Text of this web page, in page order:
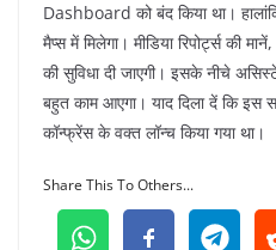
Dashboard को बंद किया था।
मैप्स में मिलेगा। मीडिया रिपोर्ट्स की
की सुविधा दी जाएगी। इसके नीचे
बहुत काम आएगा। याद दिला दें कि इस
कॉन्फ्रेंस के वक्त लॉन्च किया गया था।
Share This To Others...